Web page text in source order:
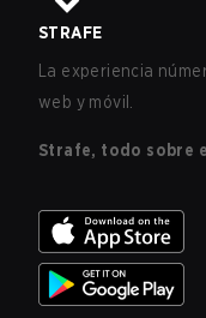
STRAFE
La experiencia
web y móvil.
Strafe, todo sobre